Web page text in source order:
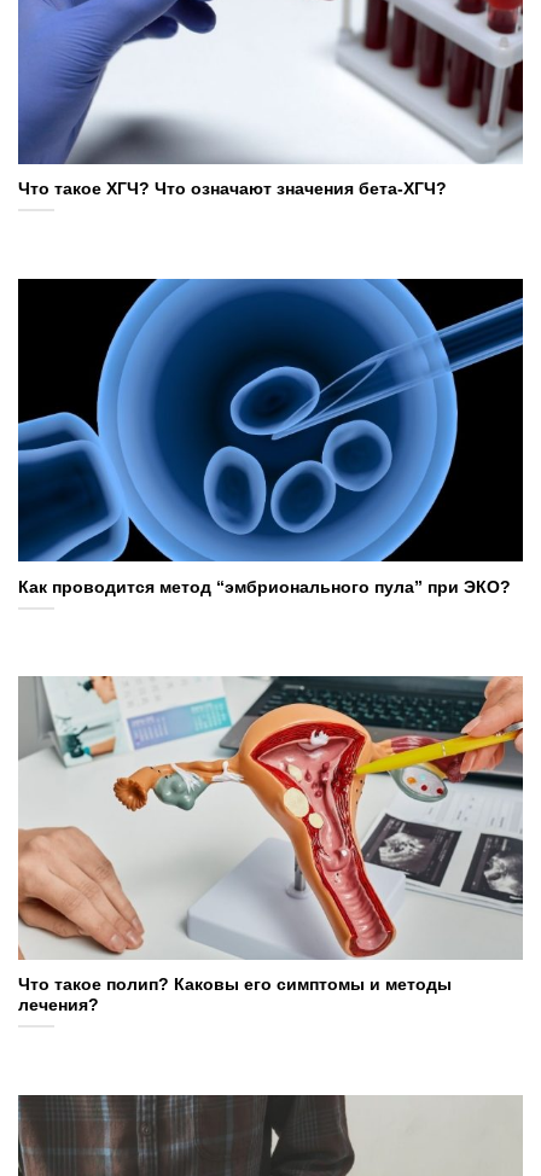
Что такое ХГЧ? Что означают значения бета-ХГЧ?
Как проводится метод “эмбрионального пула” при ЭКО?
Что такое полип? Каковы его симптомы и методы
лечения?